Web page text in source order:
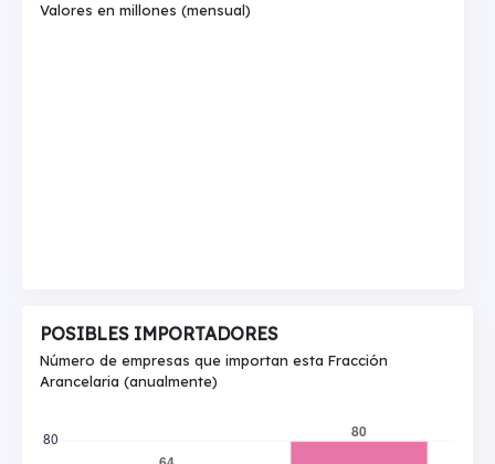
Valores en millones (mensual)
POSIBLES IMPORTADORES
Número de empresas que importan esta Fracción
Arancelaria (anualmente)